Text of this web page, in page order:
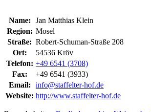
Name:
Jan Matthias Klein
Region: Mosel
Straße: Robert-Schuman-Straße 208
Ort:
54536 Kröv
Telefon: +49 6541 (3708)
Fax:
+49 6541 (3933)
Email:
info@staffelter-hof.de
Website: http://www.staffelter-hof.de